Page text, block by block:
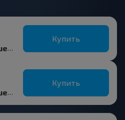
Кривск, Буда-Кошелевский р-н ГОМЕЛЬСКАЯ ОБЛ.
Купить
Кривск, Буда-Кошелевский р-н ГОМЕЛЬСКАЯ ОБЛ.
Купить